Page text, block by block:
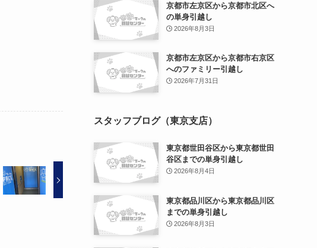
京都市左京区から京都市北区へ
の単身引越し
2026年8月3日
京都市左京区から京都市右京区
へのファミリー引越し
2026年7月31日
スタッフブログ（東京支店）
東京都世田谷区から東京都世田
谷区までの単身引越し
2026年8月4日
東京都品川区から東京都品川区
までの単身引越し
2026年8月3日